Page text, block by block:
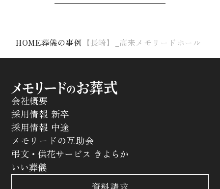
HOME葬儀の事例 【長崎】_高来メモリードホール
会社概要
採用情報 新卒
採用情報 中途
メモリードの互助会
弔文・供花サービス きよらか
いい葬儀